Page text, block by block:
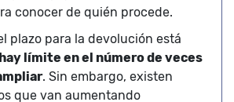
conocer de quién procede.
plazo para la devolución está
límite en el número de veces
. Sin embargo, existen
que van aumentando